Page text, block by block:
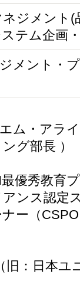
ジメント(
テム企画
メント・
エム・ア
グ部長 ）
優秀教育
ンス認定
ー（
旧：日本ユ